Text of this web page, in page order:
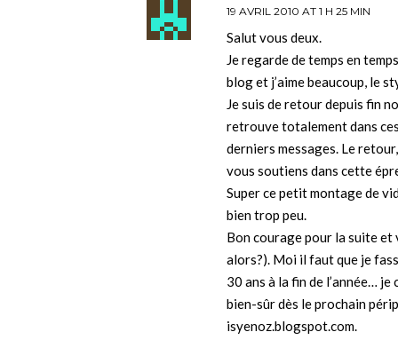
19 AVRIL 2010 AT 1 H 25 MIN
Salut vous deux.
Je regarde de temps en
blog et j’aime beaucoup, le
Je suis de retour depuis fin
retrouve totalement dans
derniers messages. Le
vous soutiens dans cette
Super ce petit montage de
bien trop peu.
Bon courage pour la suite et
alors?). Moi il faut que je
30 ans à la fin de l’année…
bien-sûr dès le prochain
isyenoz.blogspot.com.